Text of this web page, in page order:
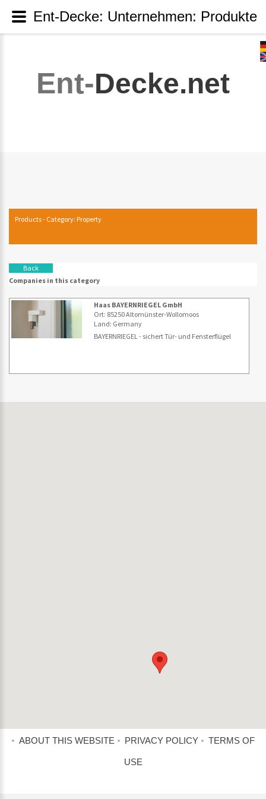
Ent-Decke.net
Products - Category: Property
Back
Companies in this category
Haas BAYERNRIEGEL GmbH
Ort: 85250 Altomünster-Wollomoos
Land: Germany
BAYERNRIEGEL - sichert Tür- und Fensterflügel
ABOUT THIS WEBSITE PRIVACY POLICY TERMS OF
USE
Ent-Decke: Unternehmen: Produkte